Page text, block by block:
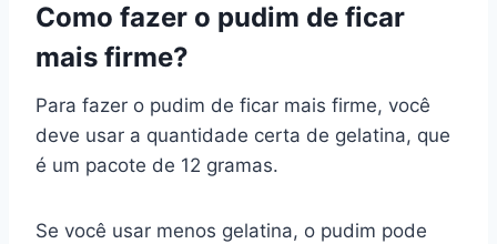
Como fazer o pudim de ficar
mais firme?
Para fazer o pudim de ficar mais firme, você
deve usar a quantidade certa de gelatina, que
é um pacote de 12 gramas.
Se você usar menos gelatina, o pudim pode